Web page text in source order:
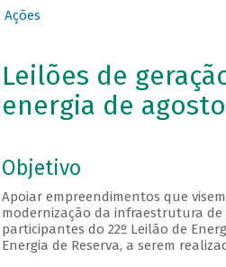
Ações
Leilões de
energia de
Objetivo
Apoiar empreendimentos que
modernização da infraestrutura de
participantes do 22º Leilão de
Energia de Reserva, a serem